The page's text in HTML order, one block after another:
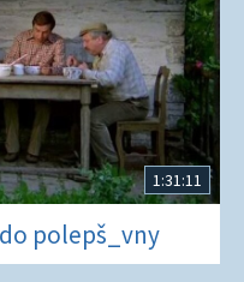
1:31:11
polepš_vny